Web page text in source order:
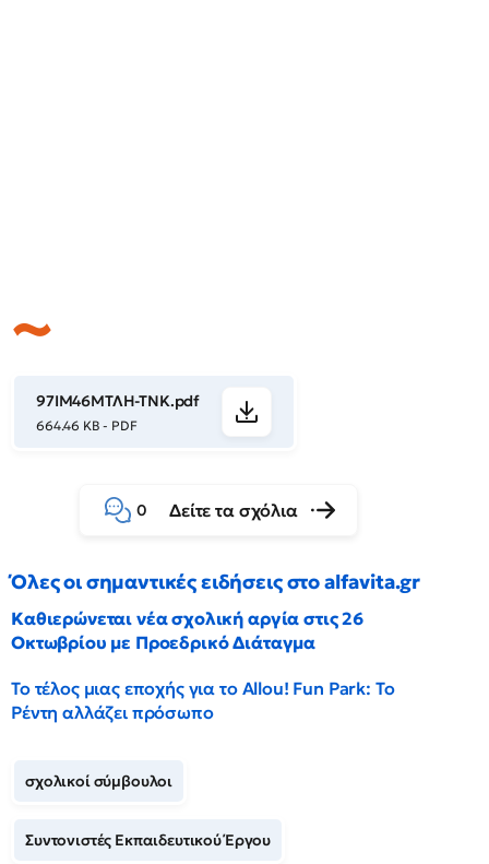
97ΙΜ46ΜΤΛΗ-ΤΝΚ.pdf
664.46 KB - PDF
0 Δείτε τα σχόλια
Όλες οι σημαντικές ειδήσεις στο alfavita.gr
Καθιερώνεται νέα σχολική αργία στις 26
Οκτωβρίου με Προεδρικό Διάταγμα
Το τέλος μιας εποχής για το Allou! Fun Park: Το
Ρέντη αλλάζει πρόσωπο
σχολικοί σύμβουλοι
Συντονιστές Εκπαιδευτικού Έργου